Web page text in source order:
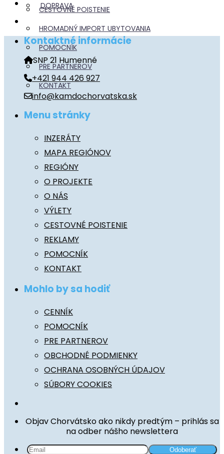
DOPRAVA
CESTOVNÉ POISTENIE
HROMADNÝ IMPORT UBYTOVANIA
POMOCNÍK
PRE PARTNEROV
KONTAKT
Kontaktné informácie
SNP 21 Humenné
+421 944 426 927
info@kamdochorvatska.sk
Menu stránky
INZERÁTY
MAPA REGIÓNOV
REGIÓNY
O PROJEKTE
O NÁS
VÝLETY
CESTOVNÉ POISTENIE
REKLAMY
POMOCNÍK
KONTAKT
Mohlo by sa hodiť
CENNÍK
POMOCNÍK
PRE PARTNEROV
OBCHODNÉ PODMIENKY
OCHRANA OSOBNÝCH ÚDAJOV
SÚBORY COOKIES
Objav Chorvátsko ako nikdy predtým – prihlás sa
na odber nášho newslettera